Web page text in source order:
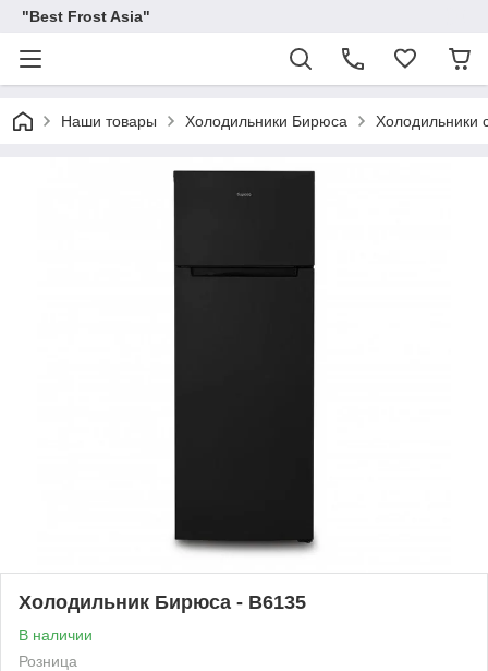
"Best Frost Asia"
Наши товары Холодильники Бирюса Холодильники
Холодильник Бирюса - B6135
В наличии
Розница